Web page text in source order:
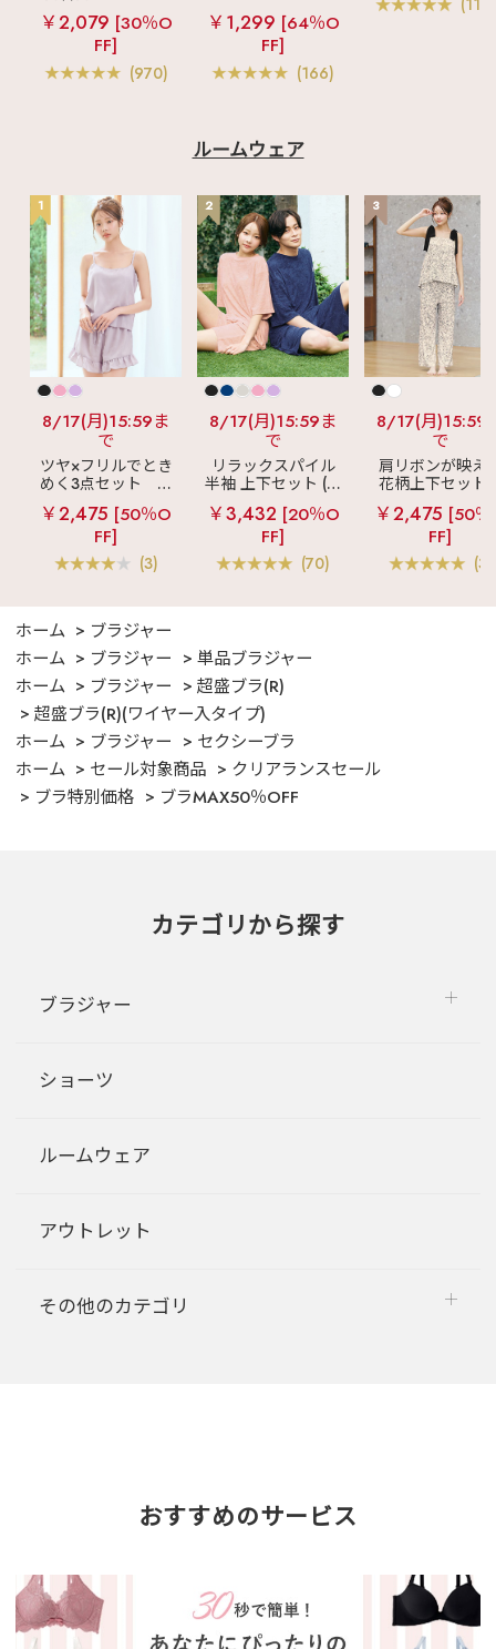
ームレスブラ
超
盛ブラ(R) シームレ
ス 単品ブラジャー
￥2,079 [30％O
FF]
(970)
ラ
リッチバスト
ブラトップ (ワイヤ
ー入り)
￥1,299 [64％O
FF]
(166)
ャー
ルームウェア
1
8/17(月)15:59ま
で
ツヤ×フリルでとき
めく3点セット
シ
ルキー ショートパ
ンツ 3点セット
￥2,475 [50％O
FF]
(3)
2
8/17(月)15:59ま
で
リラックスパイル
半袖 上下セット (男
女兼用サイズ)
￥3,432 [20％O
FF]
(70)
3
8/17(月)15:59
で
肩リボンが映え
花柄上下セット
メニーフラワー
ングパンツ 上下
ット
￥2,475 [50
FF]
(3)
ホーム
ブラジャー
ホーム
ブラジャー
単品ブラジャー
ホーム
ブラジャー
超盛ブラ(R)
超盛ブラ(R)(ワイヤー入タイプ)
ホーム
ブラジャー
セクシーブラ
ホーム
セール対象商品
クリアランスセール
ブラ特別価格
ブラMAX50％OFF
カテゴリから探す
ブラジャー
ショーツ
ルームウェア
アウトレット
その他のカテゴリ
おすすめのサービス